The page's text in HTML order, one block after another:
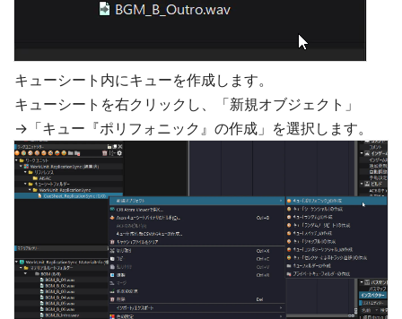
キューシート内にキューを作成します。
キューシートを右クリックし、「新規オブジェクト」
→「キュー『ポリフォニック』の作成」を選択します。